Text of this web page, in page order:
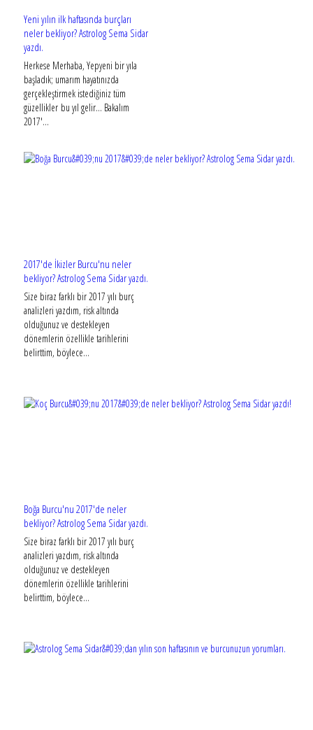
Yeni yılın ilk haftasında burçları
neler bekliyor? Astrolog Sema Sidar
yazdı.
Herkese Merhaba, Yepyeni bir yıla
başladık; umarım hayatınızda
gerçekleştirmek istediğiniz tüm
güzellikler bu yıl gelir... Bakalım
2017'...
2017'de İkizler Burcu'nu neler
bekliyor? Astrolog Sema Sidar yazdı.
Size biraz farklı bir 2017 yılı burç
analizleri yazdım, risk altında
olduğunuz ve destekleyen
dönemlerin özellikle tarihlerini
belirttim, böylece...
Boğa Burcu'nu 2017'de neler
bekliyor? Astrolog Sema Sidar yazdı.
Size biraz farklı bir 2017 yılı burç
analizleri yazdım, risk altında
olduğunuz ve destekleyen
dönemlerin özellikle tarihlerini
belirttim, böylece...